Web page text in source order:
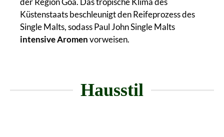
Küstenstaats beschleunigt den Reifeprozess des
Single Malts, sodass Paul John Single Malts
intensive Aromenvorweisen.
Hausstil